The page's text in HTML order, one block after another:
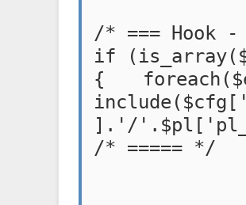
/* === Hook
if
{
].'/
/* ===== */